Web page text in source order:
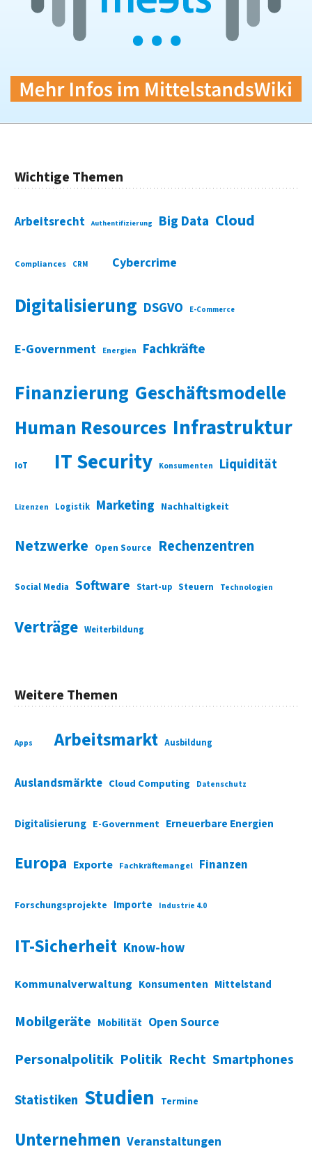
Wichtige Themen
Arbeitsrecht Authentifizierung Big Data Cloud
Compliances CRM Cybercrime
Digitalisierung DSGVO E-Commerce
E-Government Energien Fachkräfte
Finanzierung Geschäftsmodelle
Human Resources Infrastruktur
IoT IT Security Konsumenten Liquidität
Lizenzen Logistik Marketing Nachhaltigkeit
Netzwerke Open Source Rechenzentren
Social Media Software Start-up Steuern Technologien
Verträge Weiterbildung
Weitere Themen
Apps Arbeitsmarkt Ausbildung
Auslandsmärkte Cloud Computing Datenschutz
Digitalisierung E-Government Erneuerbare Energien
Europa Exporte Fachkräftemangel Finanzen
Forschungsprojekte Importe Industrie 4.0
IT-Sicherheit Know-how
Kommunalverwaltung Konsumenten Mittelstand
Mobilgeräte Mobilität Open Source
Personalpolitik Politik Recht Smartphones
Statistiken Studien Termine
Unternehmen Veranstaltungen